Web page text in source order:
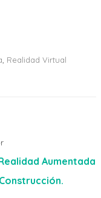
Realidad Virtual
Aumentada